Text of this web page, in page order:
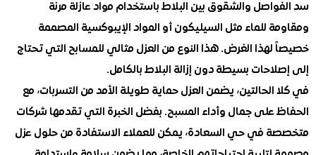
والشقوق بين البلاط باستخدام مواد عازلة مرنة
للماء مثل السيليكون أو المواد الإيبوكسية المصممة
الغرض. هذا النوع من العزل مثالي للمسابح التي تحتاج
بسيطة دون إزالة البلاط بالكامل.
يضمن العزل حماية طويلة الأمد من التسربات، مع
على جمال وأداء المسبح. بفضل الخبرة التي تقدمها شركات
في حي السعادة، يمكن للعملاء الاستفادة من حلول عزل